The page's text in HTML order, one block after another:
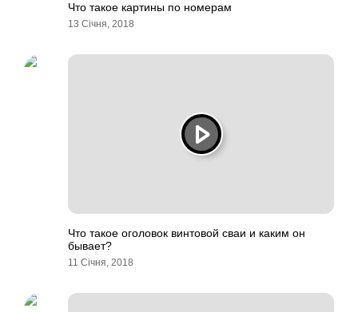
Что такое картины по номерам
13 Січня, 2018
Что такое оголовок винтовой сваи и каким он
бывает?
11 Січня, 2018